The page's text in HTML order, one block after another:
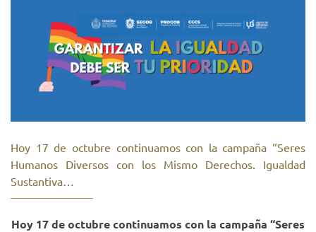
Hoy 17 de octubre continuamos con la campaña “Seres
Humanos Diversos con los Mismo Derechos. Igualdad
Sustantiva…
Hoy 17 de octubre continuamos con la campaña “Seres